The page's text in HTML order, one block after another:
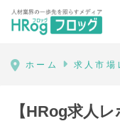
HRog | 人材業
ホーム 求人市場
【HRog求人